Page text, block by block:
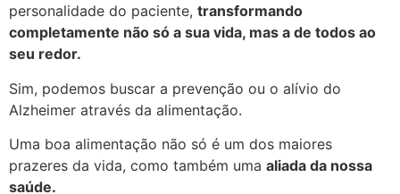
personalidade do paciente, transformando
completamente não só a sua vida, mas a de todos ao
seu redor.
Sim, podemos buscar a prevenção ou o alívio do
Alzheimer através da alimentação.
Uma boa alimentação não só é um dos maiores
prazeres da vida, como também uma aliada da nossa
saúde.